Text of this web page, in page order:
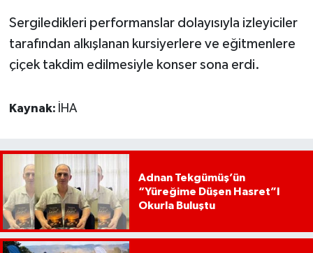
Sergiledikleri performanslar dolayısıyla izleyiciler
tarafından alkışlanan kursiyerlere ve eğitmenlere
çiçek takdim edilmesiyle konser sona erdi.
Kaynak: İHA
Adnan Tekgümüş’ün
“Yüreğime Düşen Hasret”I
Okurla Buluştu